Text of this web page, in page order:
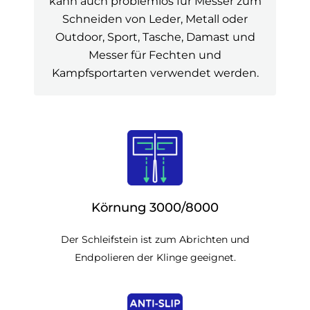
Schneiden von Leder, Metall oder
Outdoor, Sport, Tasche, Damast und
Messer für Fechten und
Kampfsportarten verwendet werden.
Körnung 3000/8000
Der Schleifstein ist zum Abrichten und
Endpolieren der Klinge geeignet.